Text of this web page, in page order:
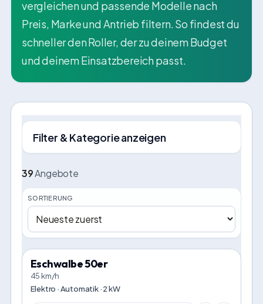
vergleichen und passende Modelle nach
Preis, Marke und Antrieb filtern. So findest du
schneller den Roller, der zu deinem Budget
und deinem Einsatzbereich passt.
Filter & Kategorie anzeigen
39 Angebote
SORTIERUNG
Eschwalbe 50er
45 km/h
Elektro · Automatik · 2 kW